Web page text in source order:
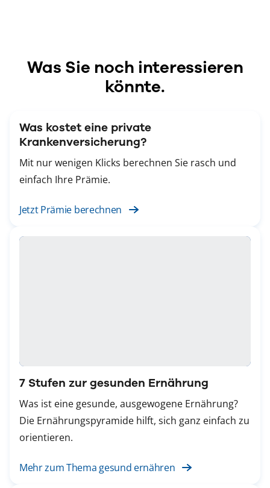
Was Sie noch interessieren
könnte.
Was kostet eine private
Krankenversicherung?
Mit nur wenigen Klicks berechnen Sie rasch und
einfach Ihre Prämie.
Jetzt Prämie berechnen
7 Stufen zur gesunden Ernährung
Was ist eine gesunde, ausgewogene Ernährung?
Die Ernährungspyramide hilft, sich ganz einfach zu
orientieren.
Mehr zum Thema gesund ernähren